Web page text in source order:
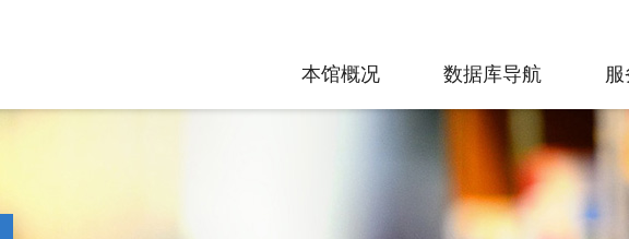
本馆概况 数据库导航